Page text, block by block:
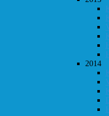
2014